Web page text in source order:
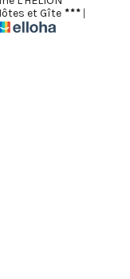
et Gîte
|